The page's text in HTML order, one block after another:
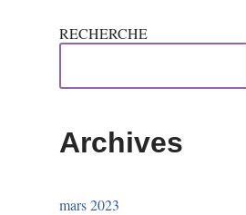
RECHERCHE
Archives
mars 2023